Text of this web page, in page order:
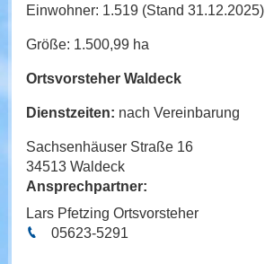
Einwohner: 1.519 (Stand 31.12.2025)
Größe: 1.500,99 ha
Ortsvorsteher Waldeck
Dienstzeiten: nach Vereinbarung
Sachsenhäuser Straße 16
34513 Waldeck
Ansprechpartner:
Lars Pfetzing Ortsvorsteher
05623-5291